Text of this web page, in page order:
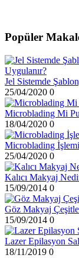
Popüler
Jel Sistemde
25/04/2020 0
Microblading Mi
18/04/2020 0
Microblading
25/04/2020 0
Kalıcı Makyaj
15/09/2014 0
Göz Makyaj
15/09/2014 0
Lazer Epilasyon
18/11/2019 0